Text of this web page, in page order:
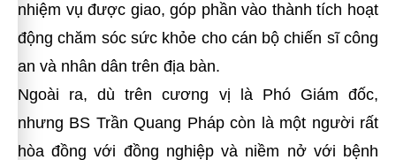
nhiệm vụ được giao, góp phần vào thành tích hoạt
động chăm sóc sức khỏe cho cán bộ chiến sĩ công
an và nhân dân trên địa bàn.
Ngoài ra, dù trên cương vị là Phó Giám đốc,
nhưng BS Trần Quang Pháp còn là một người rất
hòa đồng với đồng nghiệp và niềm nở với bệnh